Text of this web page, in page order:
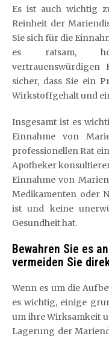
Es ist auch wichtig
Reinheit der
Sie sich für die
es ratsam,
vertrauenswürdigen
sicher, dass Sie ein
Wirkstoffgehalt und
Insgesamt ist es
Einnahme von
professionellen Rat
Apotheker
Einnahme von
Medikamenten oder
ist und keine
Gesundheit hat.
Bewahren Sie es
vermeiden Sie
Wenn es um die
es wichtig, einige
um ihre Wirksamkeit
Lagerung der